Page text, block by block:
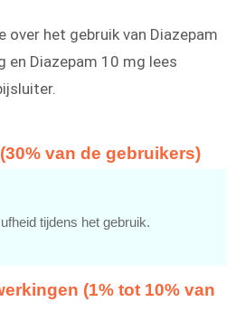
het gebruik van Diazepam
en Diazepam 10 mg lees
van de gebruikers)
tijdens het gebruik.
(1% tot 10% van